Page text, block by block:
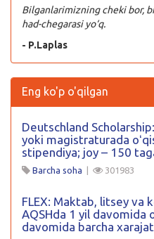
Bilganlarimizning cheki bor,
had-chegarasi yo‘q.
- P.Laplas
Eng ko'p o'qilgan
Deutschland
yoki magistraturada
stipendiya; joy – 150
Barcha soha 301983
FLEX: Maktab, litsey va
AQSHda 1 yil davomida
davomida barcha